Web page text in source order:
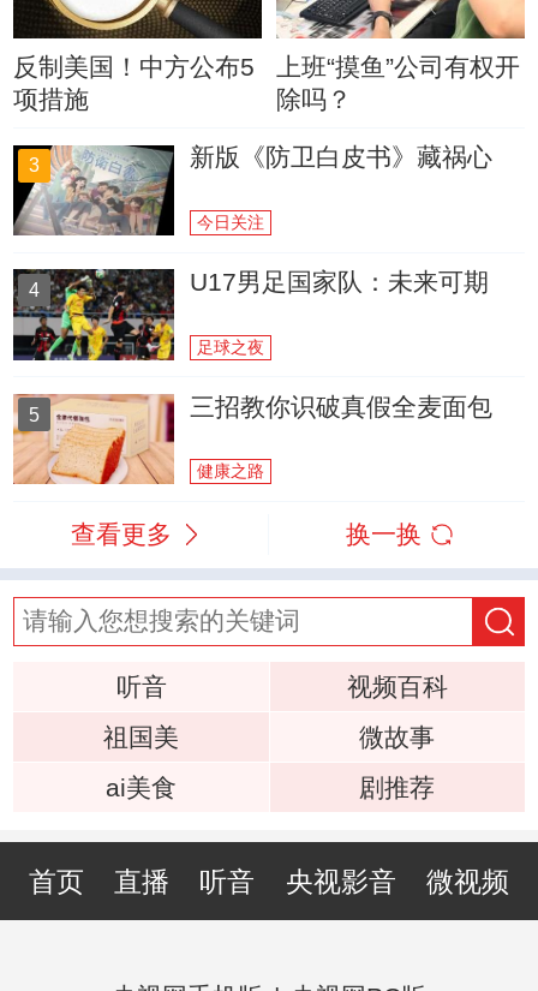
反制美国！中方公布5
项措施
上班“摸鱼”公司有权开
除吗？
3 新版《防卫白皮书》藏祸心
今日关注
4 U17男足国家队：未来可期
足球之夜
5 三招教你识破真假全麦面包
健康之路
查看更多 换一换
听音
视频百科
祖国美
微故事
ai美食
剧推荐
首页 直播 听音 央视影音 微视频